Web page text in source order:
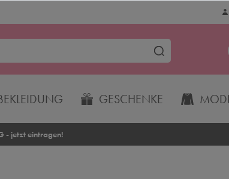
GESCHENKE
- jetzt eintragen!